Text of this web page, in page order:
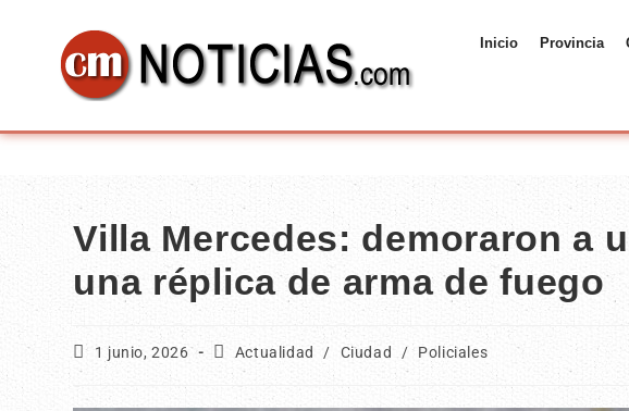
Inicio Provincia
Villa Mercedes: demoraron a
una réplica de arma de fuego
1 junio, 2026 Actualidad / Ciudad / Policiales